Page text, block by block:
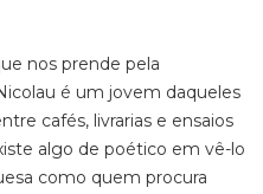
nos prende pela
é um jovem daqueles
cafés, livrarias e ensaios
algo de poético em vê-lo
como quem procura